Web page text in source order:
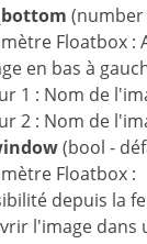
(number
Floatbox :
en bas à
1 : Nom de
2 : Nom de
(bool -
Floatbox :
depuis la
l'image dans